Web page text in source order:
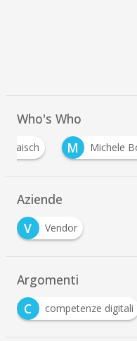
Who's Who
Taisch M Michele
Aziende
V
Vendor
Argomenti
digitali C